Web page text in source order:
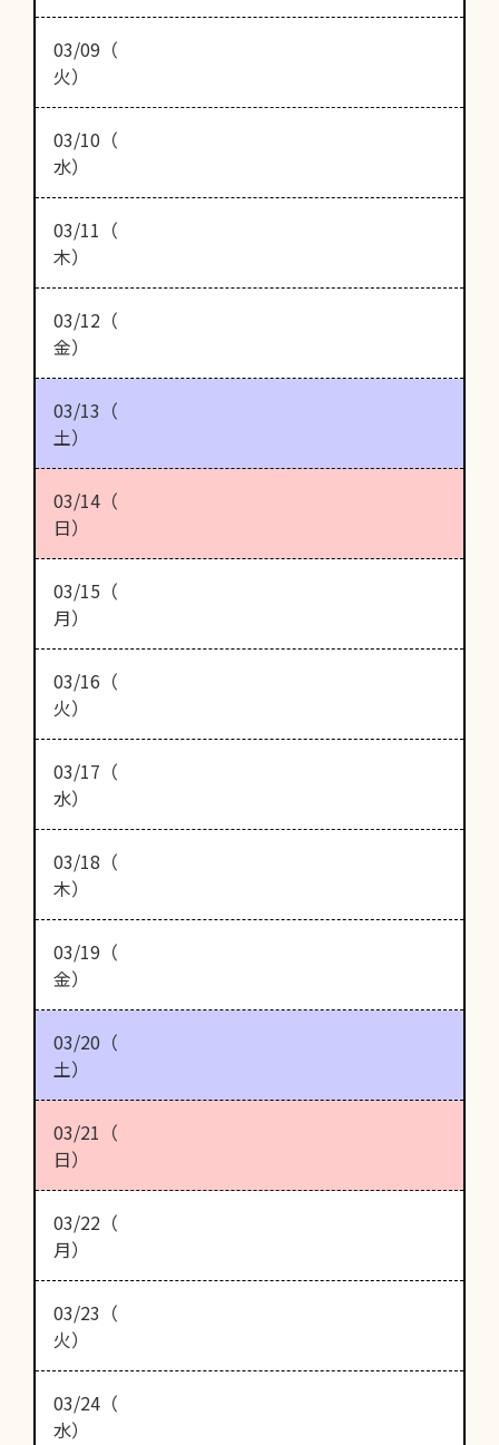
03/09（
火）
03/10（
水）
03/11（
木）
03/12（
金）
03/13（
土）
03/14（
日）
03/15（
月）
03/16（
火）
03/17（
水）
03/18（
木）
03/19（
金）
03/20（
土）
03/21（
日）
03/22（
月）
03/23（
火）
03/24（
水）